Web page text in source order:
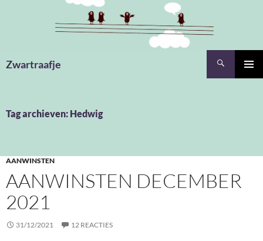
Zwartraafje
Tag archieven: Hedwig
AANWINSTEN
AANWINSTEN DECEMBER
2021
31/12/2021 12 REACTIES